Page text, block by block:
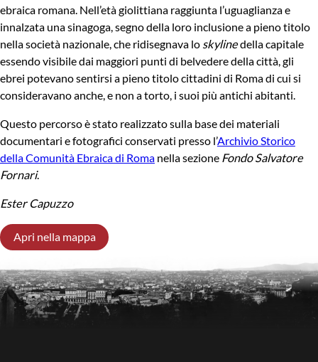
ebraica romana. Nell’età giolittiana raggiunta l’uguaglianza e
innalzata una sinagoga, segno della loro inclusione a pieno titolo
nella società nazionale, che ridisegnava lo skylinedella capitale
essendo visibile dai maggiori punti di belvedere della città, gli
ebrei potevano sentirsi a pieno titolo cittadini di Roma di cui si
consideravano anche, e non a torto, i suoi più antichi abitanti.
Questo percorso è stato realizzato sulla base dei materiali
documentari e fotografici conservati presso l’Archivio Storico
della Comunità Ebraica di Roma nella sezione Fondo Salvatore
Fornari.
Ester Capuzzo
Apri nella mappa